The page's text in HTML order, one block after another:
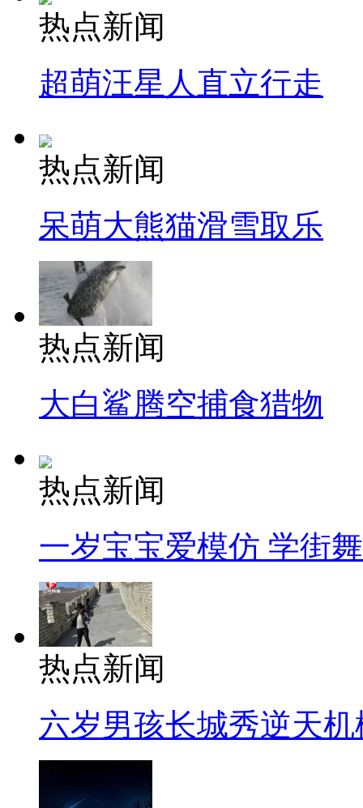
热点新闻
超萌汪星人直立行走
热点新闻
呆萌大熊猫滑雪取乐
热点新闻
大白鲨腾空捕食猎物
热点新闻
一岁宝宝爱模仿 学街
热点新闻
六岁男孩长城秀逆天机